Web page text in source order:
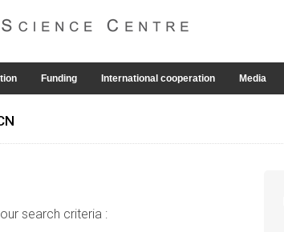
Funding International cooperation Media
search criteria :